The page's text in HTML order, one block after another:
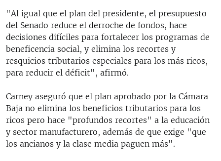
"Al igual que el plan del presidente, el presupuesto
del Senado reduce el derroche de fondos, hace
decisiones difíciles para fortalecer los programas de
beneficencia social, y elimina los recortes y
resquicios tributarios especiales para los más ricos,
para reducir el déficit", afirmó.
Carney aseguró que el plan aprobado por la Cámara
Baja no elimina los beneficios tributarios para los
ricos pero hace "profundos recortes" a la educación
y sector manufacturero, además de que exige "que
los ancianos y la clase media paguen más".